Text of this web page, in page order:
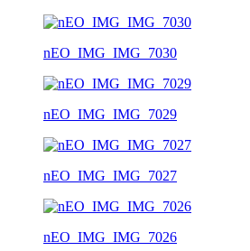
nEO_IMG_IMG_7030
nEO_IMG_IMG_7029
nEO_IMG_IMG_7027
nEO_IMG_IMG_7026